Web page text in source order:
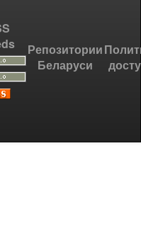
Репозитории
Беларуси